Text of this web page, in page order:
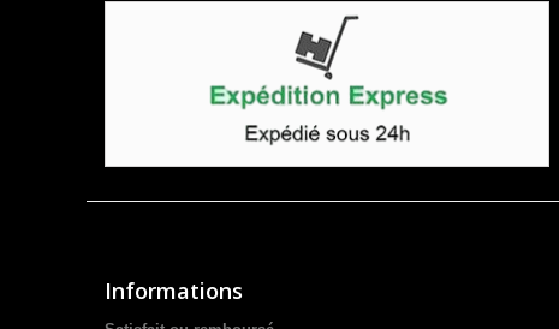
Informations